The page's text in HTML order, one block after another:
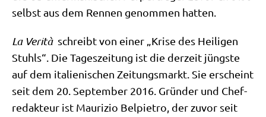
selbst aus dem Ren­nen genom­men hatten.
La Veri­tà schreibt von einer „Kri­se des Hei­li­gen
Stuhls“. Die Tages­zei­tung ist die der­zeit jüng­ste
auf dem ita­lie­ni­schen Zei­tungs­markt. Sie erscheint
seit dem 20. Sep­tem­ber 2016. Grün­der und Chef­
re­dak­teur ist Mau­ri­zio Bel­pie­tro, der zuvor seit